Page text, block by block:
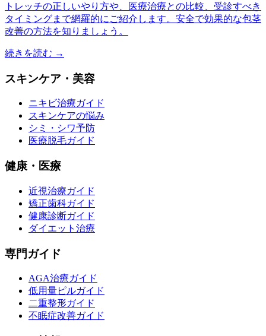
トレッチの正しいやり方や、医療治療との比較、受診すべき
タイミングまで網羅的にご紹介します。安全で効果的な包茎
改善の方法を知りましょう。
続きを読む →
スキンケア・美容
ニキビ治療ガイド
スキンケアの悩み
シミ・シワ予防
医療脱毛ガイド
健康・医療
近視治療ガイド
矯正歯科ガイド
健康診断ガイド
ダイエット治療
専門ガイド
AGA治療ガイド
低用量ピルガイド
二重整形ガイド
不眠症改善ガイド